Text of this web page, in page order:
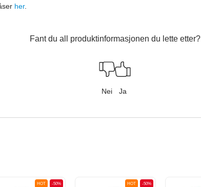
her.
Fant du all produktinformasjonen du lette etter?
Nei Ja
-50%
HOT -50%
HOT